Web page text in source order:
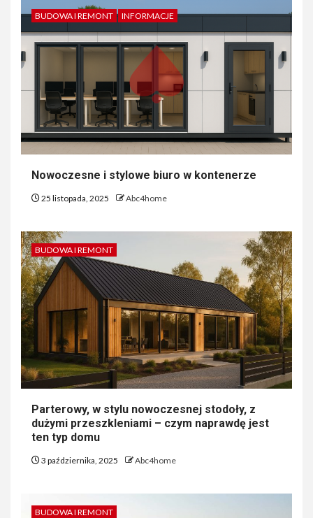
BUDOWA I REMONT INFORMACJE
Nowoczesne i stylowe biuro w kontenerze
25 listopada, 2025 Abc4home
BUDOWA I REMONT
Parterowy, w stylu nowoczesnej stodoły, z
dużymi przeszkleniami – czym naprawdę jest
ten typ domu
3 października, 2025 Abc4home
BUDOWA I REMONT